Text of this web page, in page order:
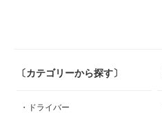
〔カテゴリーから探す〕
・ドライバー